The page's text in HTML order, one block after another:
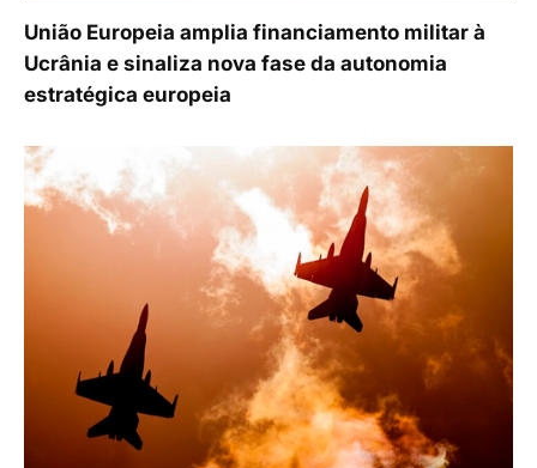
União Europeia amplia financiamento militar à
Ucrânia e sinaliza nova fase da autonomia
estratégica europeia